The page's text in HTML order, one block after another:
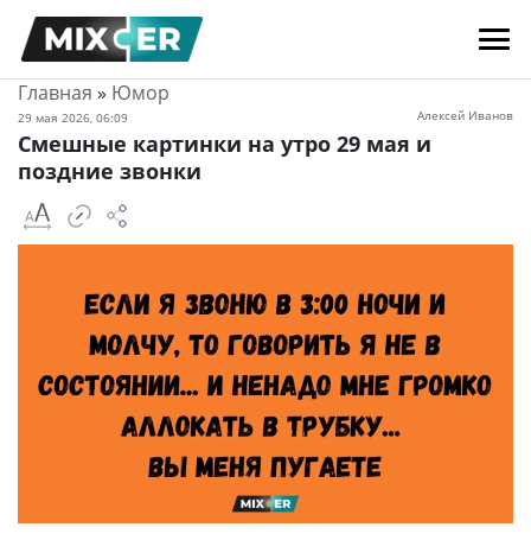
Главная » Юмор
29 мая 2026, 06:09 Алексей Иванов
Смешные картинки на утро 29 мая и
поздние звонки